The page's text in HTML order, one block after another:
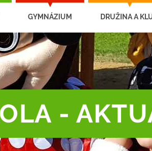
GYMNÁZIUM DRUŽINA A
-